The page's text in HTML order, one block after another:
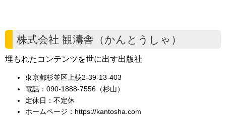
株式会社 観濤舎（かんとうしゃ）
埋もれたコンテンツを世に出す出版社
東京都杉並区上荻2-39-13-403
電話：090-1888-7556（杉山）
定休日：不定休
ホームページ： https://kantosha.com